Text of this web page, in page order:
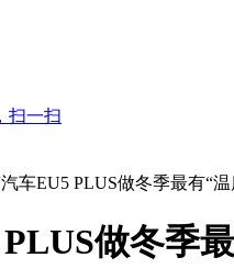
扫一扫
车EU5 PLUS做冬季最有“
做冬季